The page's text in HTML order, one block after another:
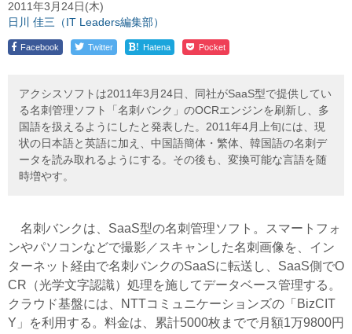
2011年3月24日(木)
日川 佳三（IT Leaders編集部）
Facebook Twitter ! Hatena Pocket
アクシスソフトは2011年3月24日、同社がSaaS型で提供してい
る名刺管理ソフト「名刺バンク」のOCRエンジンを刷新し、多
国語を扱えるようにしたと発表した。2011年4月上旬には、現
状の日本語と英語に加え、中国語簡体・繁体、韓国語の名刺デ
ータを読み取れるようにする。その後も、変換可能な言語を随
時増やす。
名刺バンクは、SaaS型の名刺管理ソフト。スマートフォ
ンやパソコンなどで撮影／スキャンした名刺画像を、イン
ターネット経由で名刺バンクのSaaSに転送し、SaaS側でO
CR（光学文字認識）処理を施してデータベース管理する。
クラウド基盤には、NTTコミュニケーションズの「BizCIT
Y」を利用する。料金は、累計5000枚までで月額1万9800円